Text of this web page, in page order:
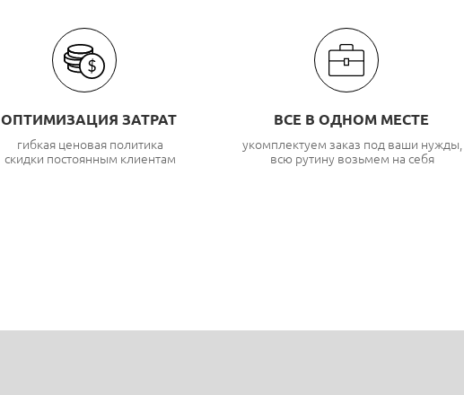
ОПТИМИЗАЦИЯ ЗАТРАТ
гибкая ценовая политика
скидки постоянным клиентам
ВСЕ В ОДНОМ МЕСТЕ
укомплектуем заказ под ваши нужды,
всю рутину возьмем на себя